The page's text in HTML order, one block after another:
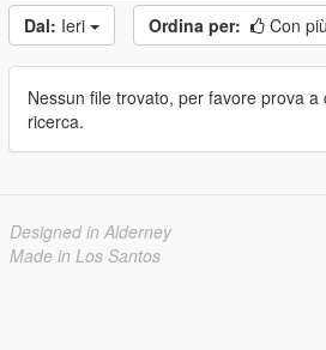
Dal: Ieri Ordina per: Con
Nessun file trovato, per favore prova
ricerca.
Designed in Alderney
Made in Los Santos